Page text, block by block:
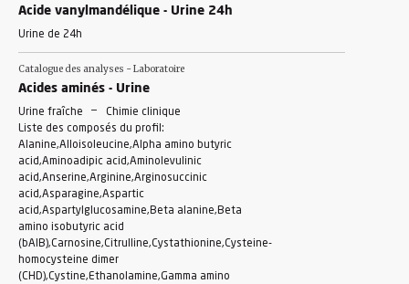
Acide vanylmandélique - Urine 24h
Urine de 24h
Catalogue des analyses - Laboratoire
Acides aminés - Urine
Urine fraîche -
Chimie clinique
Liste des composés du profil:
Alanine,Alloisoleucine,Alpha amino butyric
acid,Aminoadipic acid,Aminolevulinic
acid,Anserine,Arginine,Arginosuccinic
acid,Asparagine,Aspartic
acid,Aspartylglucosamine,Beta alanine,Beta
amino isobutyric acid
(bAIB),Carnosine,Citrulline,Cystathionine,Cysteine-
homocysteine dimer
(CHD),Cystine,Ethanolamine,Gamma amino